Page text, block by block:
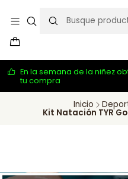
En la semana de la niñez
tu compra
Inicio
Kit Natación TYR